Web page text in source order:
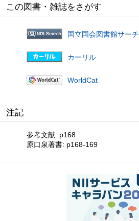
この図書・雑誌をさがす
国立国会図書館サーチ
カーリル
WorldCat
注記
参考文献: p168
原口泉著書: p168-169